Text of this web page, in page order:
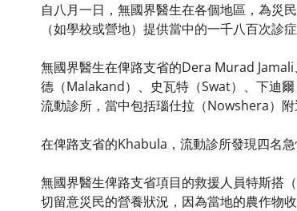
自八月一日，無國界醫生在各個地區，為災
（如學校或營地）提供當中的一千八百次診症
無國界醫生在俾路支省的Dera Murad
德（Malakand）、史瓦特（Swat）、下迪
流動診所，當中包括瑙仕拉（Nowshera）附
在俾路支省的Khabula，流動診所發現四名
無國界醫生俾路支省項目的救援人員特斯搭
切留意災民的營養狀況，因為當地的農作物